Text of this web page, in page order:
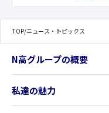
TOP/ニュース・トピックス
N高グループの概要
私達の魅力